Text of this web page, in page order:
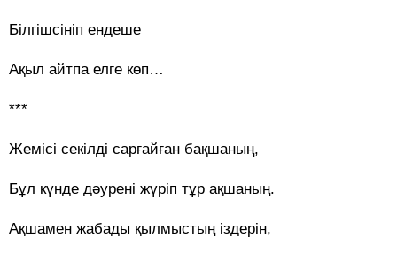
Білгішсініп ендеше
Ақыл айтпа елге көп…
***
Жемісі секілді сарғайған бақшаның,
Бұл күнде дәурені жүріп тұр ақшаның.
Ақшамен жабады қылмыстың іздерін,